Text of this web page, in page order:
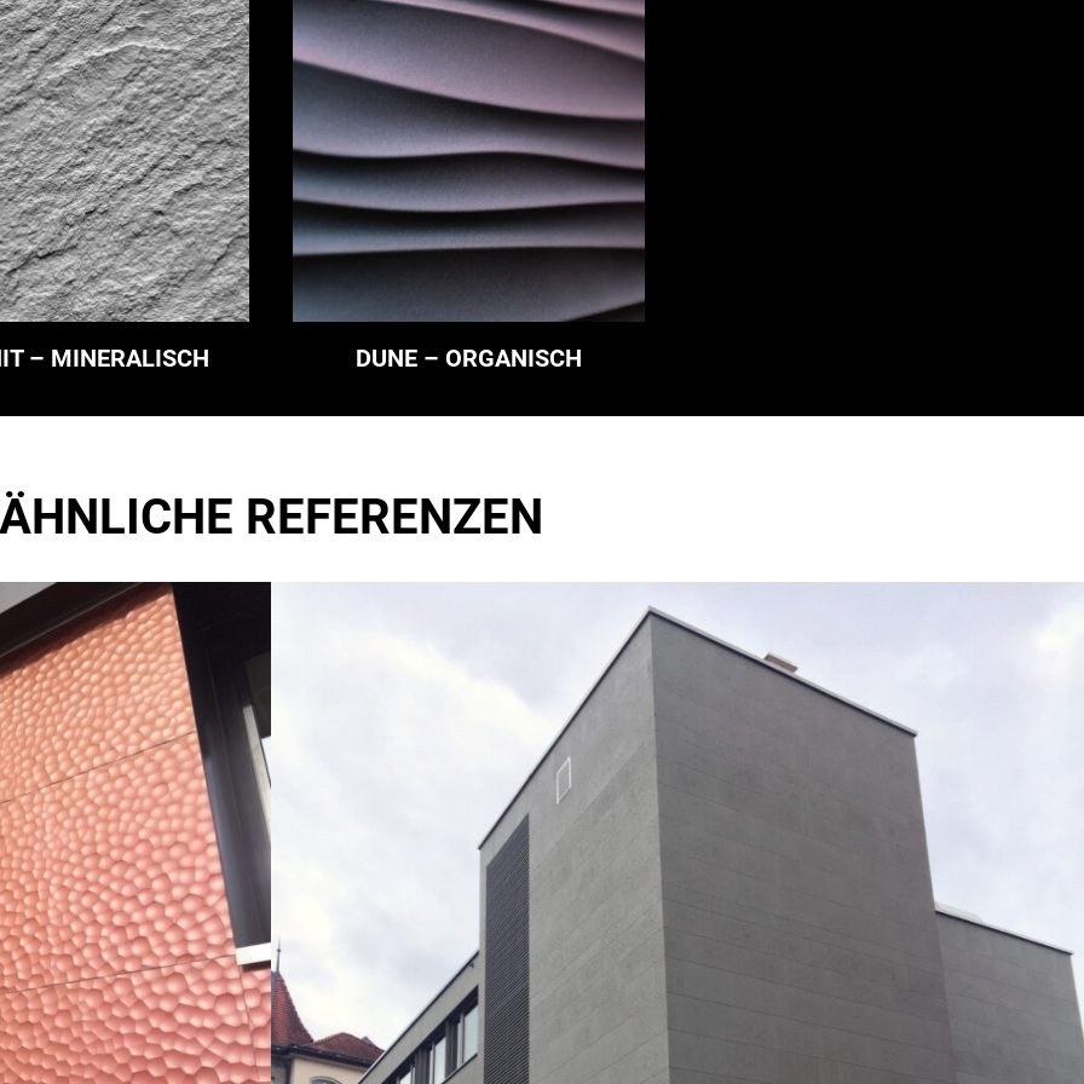
– MINERALISCH DUNE – ORGANISCH
ÄHNLICHE REFERENZEN